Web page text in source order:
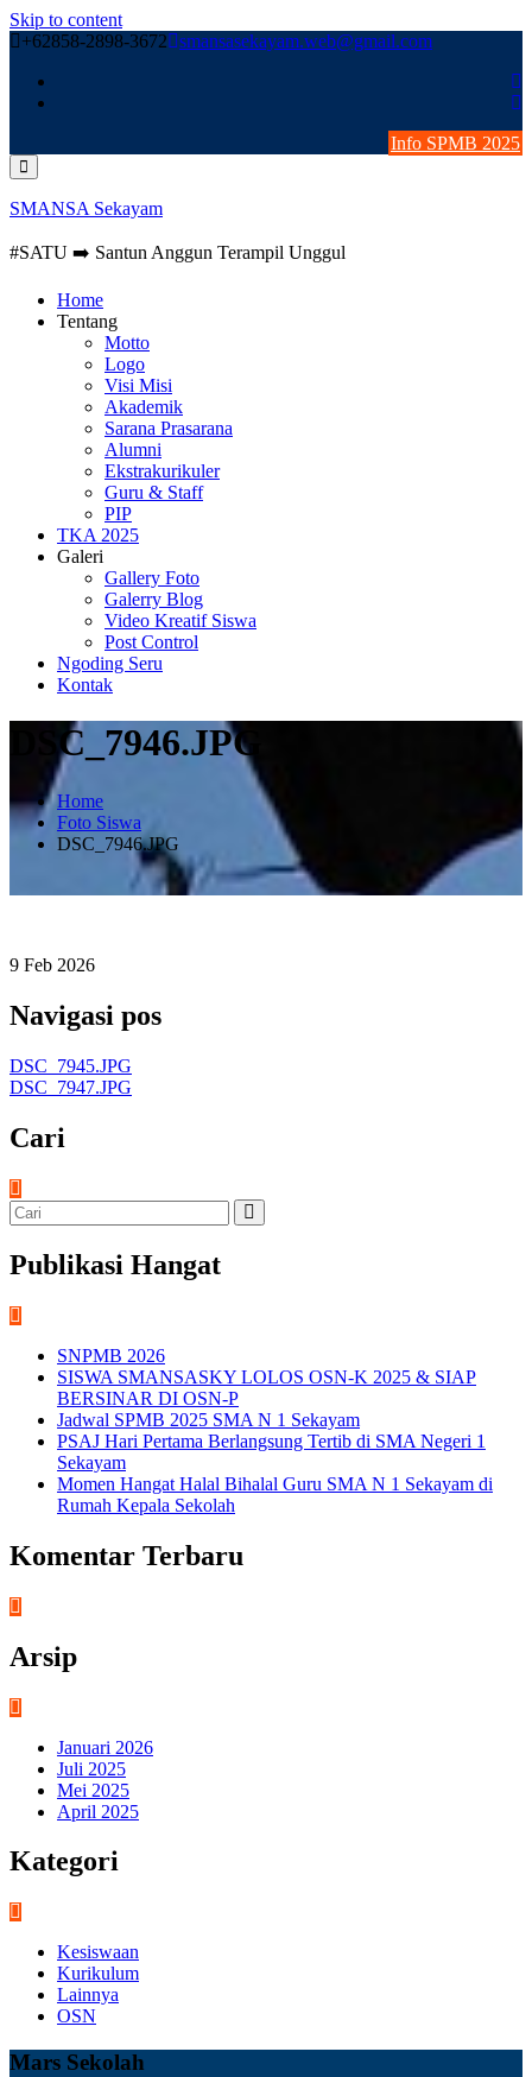
Skip to content
+62858-2898-3672
smansasekayam.web@gmail.com
Info SPMB 2025
SMANSA Sekayam
#SATU ➡️ Santun Anggun Terampil Unggul
Home
Tentang
Motto
Logo
Visi Misi
Akademik
Sarana Prasarana
Alumni
Ekstrakurikuler
Guru & Staff
PIP
TKA 2025
Galeri
Gallery Foto
Galerry Blog
Video Kreatif Siswa
Post Control
Ngoding Seru
Kontak
DSC_7946.JPG
Home
Foto Siswa
DSC_7946.JPG
9 Feb 2026
Navigasi pos
DSC_7945.JPG
DSC_7947.JPG
Cari
Publikasi Hangat
SNPMB 2026
SISWA SMANSASKY LOLOS OSN-K 2025 & SIAP
BERSINAR DI OSN-P
Jadwal SPMB 2025 SMA N 1 Sekayam
PSAJ Hari Pertama Berlangsung Tertib di SMA Negeri 1
Sekayam
Momen Hangat Halal Bihalal Guru SMA N 1 Sekayam di
Rumah Kepala Sekolah
Komentar Terbaru
Arsip
Januari 2026
Juli 2025
Mei 2025
April 2025
Kategori
Kesiswaan
Kurikulum
Lainnya
OSN
Mars Sekolah